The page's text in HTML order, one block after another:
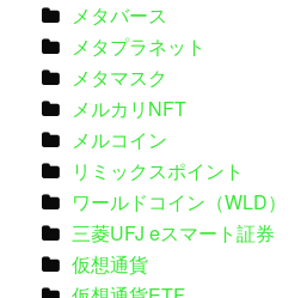
メタバース
メタプラネット
メタマスク
メルカリNFT
メルコイン
リミックスポイント
ワールドコイン（WLD）
三菱UFJ eスマート証券
仮想通貨